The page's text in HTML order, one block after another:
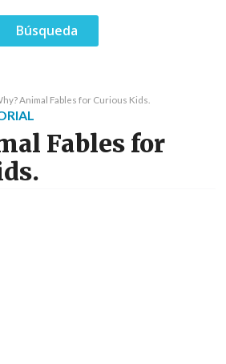
Animal Fables for Curious Kids.
Fables for